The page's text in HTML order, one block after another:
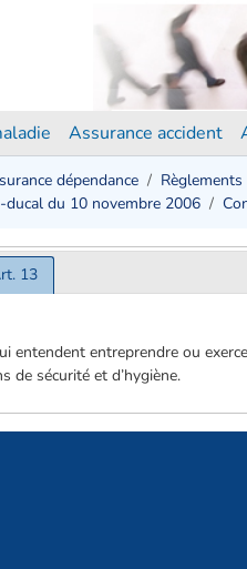
Assurance accident
dépendance Règlements
ducal du 10 novembre 2006
13
entendent entreprendre ou
de sécurité et d’hygiène.